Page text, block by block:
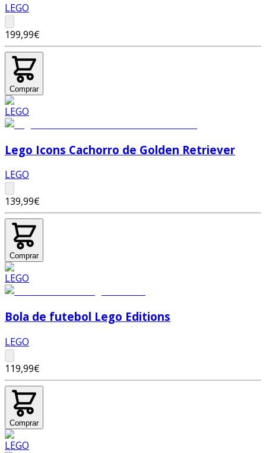
LEGO
199,99€
Comprar
Lego Icons Cachorro de Golden Retriever
LEGO
139,99€
Comprar
Bola de futebol Lego Editions
LEGO
119,99€
Comprar